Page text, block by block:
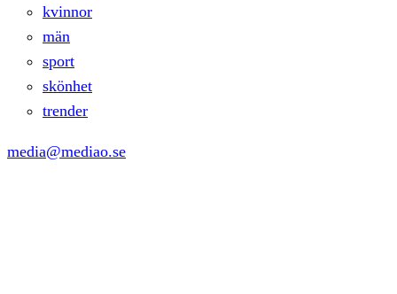
kvinnor
män
sport
skönhet
trender
media@mediao.se